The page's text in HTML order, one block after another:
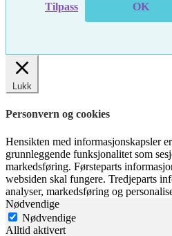
Tilpass OK
Lukk
Personvern og cookies
Hensikten med informasjonskapsler
grunnleggende funksjonalitet som
markedsføring. Førsteparts
websiden skal fungere. Tredjeparts
analyser, markedsføring og
Nødvendige
Nødvendige
Alltid aktivert